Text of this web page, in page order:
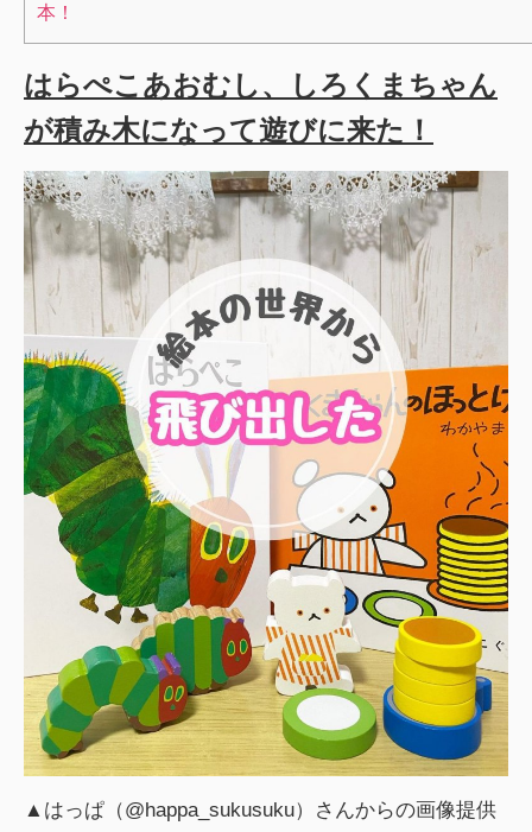
本！
はらぺこあおむし、しろくまちゃん
が積み木になって遊びに来た！
▲はっぱ（@happa_sukusuku）さんからの画像提供